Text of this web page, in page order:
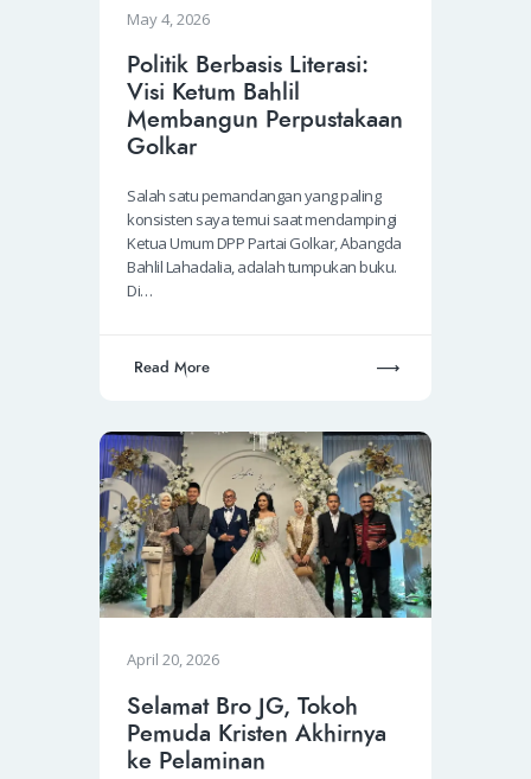
May 4, 2026
Politik Berbasis Literasi:
Visi Ketum Bahlil
Membangun Perpustakaan
Golkar
Salah satu pemandangan yang paling
konsisten saya temui saat mendampingi
Ketua Umum DPP Partai Golkar, Abangda
Bahlil Lahadalia, adalah tumpukan buku.
Di…
Read More
April 20, 2026
Selamat Bro JG, Tokoh
Pemuda Kristen Akhirnya
ke Pelaminan